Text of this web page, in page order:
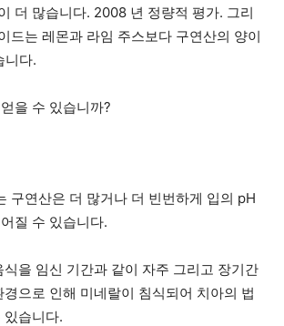
더 많습니다. 2008 년 정량적 평가. 그리
드는 레몬과 라임 주스보다 구연산의 양이
니다.
을 수 있습니까?
구연산은 더 많거나 더 빈번하게 입의 pH
질 수 있습니다.
식을 임신 기간과 같이 자주 그리고 장기간
으로 인해 미네랄이 침식되어 치아의 법
있습니다.